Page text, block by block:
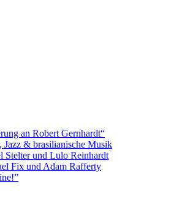
an Robert Gernhardt“
& brasilianische Musik
Stelter und Lulo Reinhardt
Fix und Adam Rafferty